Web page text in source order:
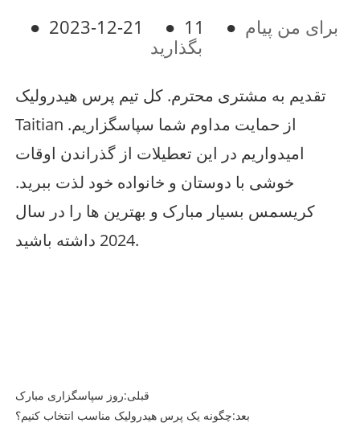
● 2023-12-21 ● 11 ● برای من پیام
بگذارید
تقدیم به مشتری محترم. کل تیم پرس هیدرولیک
Taitian از حمایت مداوم شما سپاسگزاریم.
امیدواریم در این تعطیلات از گذراندن اوقات
خوشی با دوستان و خانواده خود لذت ببرید.
کریسمس بسیار مبارک و بهترین ها را در سال
2024 داشته باشید.
قبلی:روز سپاسگزاری مبارک
بعد:چگونه یک پرس هیدرولیک مناسب انتخاب کنیم؟